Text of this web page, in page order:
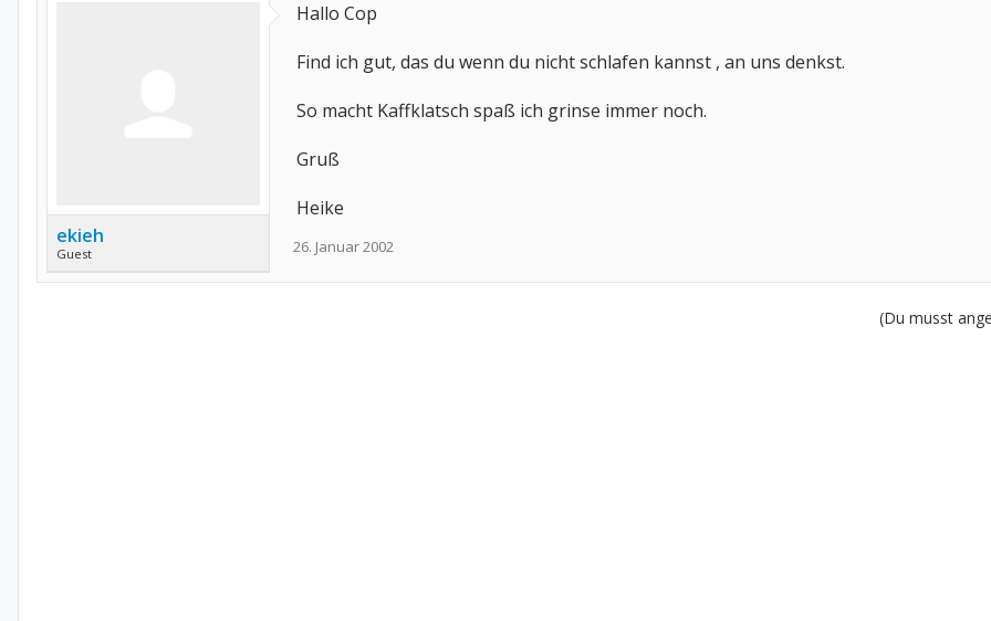
ekieh
Guest
Hallo Cop
Find ich gut, das du wenn du nicht schlafen kannst , an uns denkst.
So macht Kaffklatsch spaß ich grinse immer noch.
Gruß
Heike
26. Januar 2002
(Du musst